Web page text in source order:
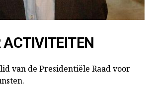
ACTIVITEITEN
van de Presidentiële Raad voor